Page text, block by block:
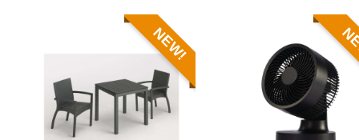
NEW!